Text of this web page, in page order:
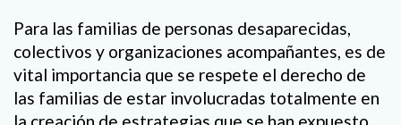
Para las familias de personas desaparecidas,
colectivos y organizaciones acompañantes, es de
vital importancia que se respete el derecho de
las familias de estar involucradas totalmente en